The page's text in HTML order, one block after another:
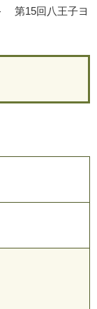
第15回八王子ヨ